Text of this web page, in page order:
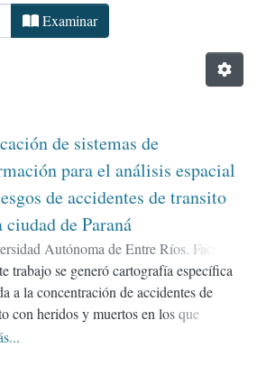
Profesional en
Examinar
de sistemas de
para el análisis espacial
de accidentes de transito
ciudad de Paraná
Autónoma de Entre Ríos. Facultad
y Tecnología,2019)Acosta,
Antonio;Tentor, Fernando Raúl
trabajo se generó cartografía específica
a la concentración de accidentes de
con heridos y muertos en los que
la Policía de la Provincia de Entre Ríos